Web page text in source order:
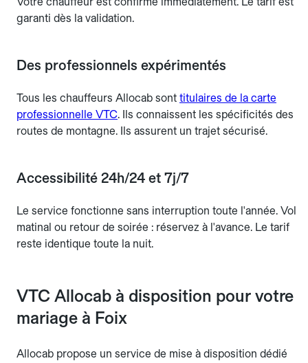
garanti dès la validation.
Des professionnels expérimentés
Tous les chauffeurs Allocab sont titulaires de la carte
professionnelle VTC. Ils connaissent les spécificités des
routes de montagne. Ils assurent un trajet sécurisé.
Accessibilité 24h/24 et 7j/7
Le service fonctionne sans interruption toute l'année. Vol
matinal ou retour de soirée : réservez à l'avance. Le tarif
reste identique toute la nuit.
VTC Allocab à disposition pour votre
mariage à Foix
Allocab propose un service de mise à disposition dédié